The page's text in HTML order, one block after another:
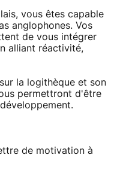
vous êtes capable
anglophones. Vos
de vous intégrer
alliant réactivité,
la logithèque et son
permettront d'être
de motivation à